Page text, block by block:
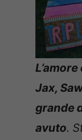
Jax,
grande
avuto.